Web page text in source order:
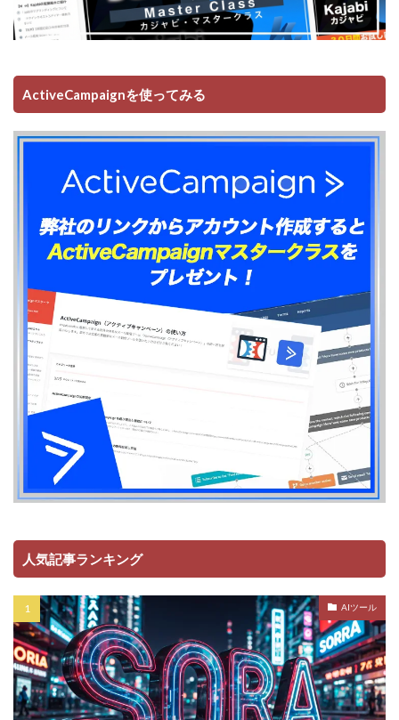
ActiveCampaignを使ってみる
人気記事ランキング
AIツール